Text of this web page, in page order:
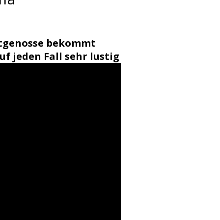
bekommt
jeden Fall sehr lustig